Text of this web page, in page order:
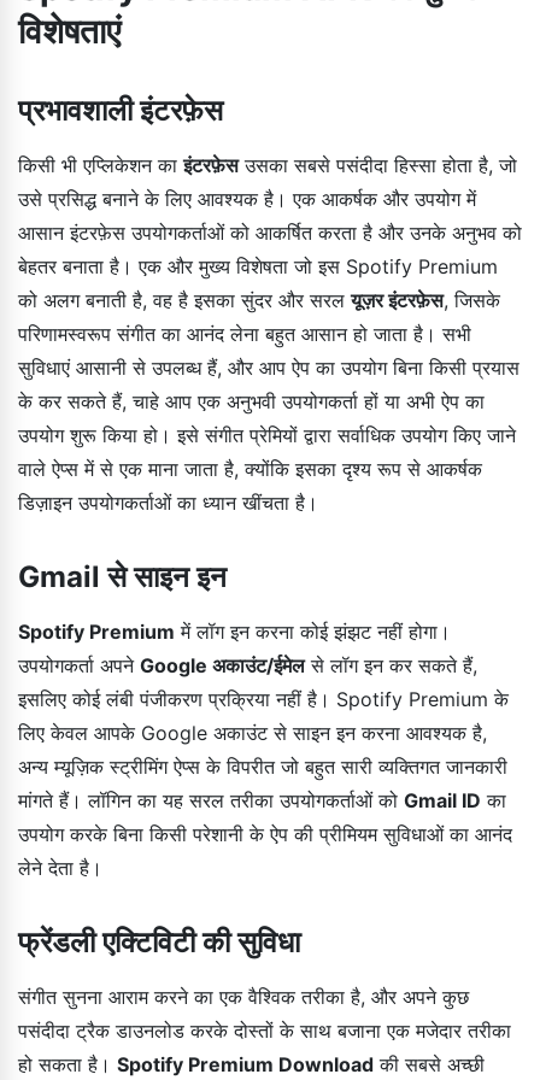
विशेषताएं
प्रभावशाली इंटरफ़ेस
किसी भी एप्लिकेशन काइंटरफ़ेसउसका सबसे पसंदीदा हिस्सा होता है, जो
उसे प्रसिद्ध बनाने के लिए आवश्यक है। एक आकर्षक और उपयोग में
आसान इंटरफ़ेस उपयोगकर्ताओं को आकर्षित करता है और उनके अनुभव को
बेहतर बनाता है। एक और मुख्य विशेषता जो इस Spotify Premium
को अलग बनाती है, वह है इसका सुंदर और सरलयूज़र इंटरफ़ेस, जिसके
परिणामस्वरूप संगीत का आनंद लेना बहुत आसान हो जाता है। सभी
सुविधाएं आसानी से उपलब्ध हैं, और आप ऐप का उपयोग बिना किसी प्रयास
के कर सकते हैं, चाहे आप एक अनुभवी उपयोगकर्ता हों या अभी ऐप का
उपयोग शुरू किया हो। इसे संगीत प्रेमियों द्वारा सर्वाधिक उपयोग किए जाने
वाले ऐप्स में से एक माना जाता है, क्योंकि इसका दृश्य रूप से आकर्षक
डिज़ाइन उपयोगकर्ताओं का ध्यान खींचता है।
Gmail से साइन इन
Spotify Premium में लॉग इन करना कोई झंझट नहीं होगा।
उपयोगकर्ता अपने Google अकाउंट/ईमेलसे लॉग इन कर सकते हैं,
इसलिए कोई लंबी पंजीकरण प्रक्रिया नहीं है। Spotify Premium के
लिए केवल आपके Google अकाउंट से साइन इन करना आवश्यक है,
अन्य म्यूज़िक स्ट्रीमिंग ऐप्स के विपरीत जो बहुत सारी व्यक्तिगत जानकारी
मांगते हैं। लॉगिन का यह सरल तरीका उपयोगकर्ताओं को Gmail ID का
उपयोग करके बिना किसी परेशानी के ऐप की प्रीमियम सुविधाओं का आनंद
लेने देता है।
फ्रेंडली एक्टिविटी की सुविधा
संगीत सुनना आराम करने का एक वैश्विक तरीका है, और अपने कुछ
पसंदीदा ट्रैक डाउनलोड करके दोस्तों के साथ बजाना एक मजेदार तरीका
हो सकता है। Spotify Premium Download की सबसे अच्छी